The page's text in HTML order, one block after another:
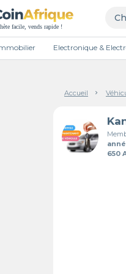
Electronique &
Accueil
650